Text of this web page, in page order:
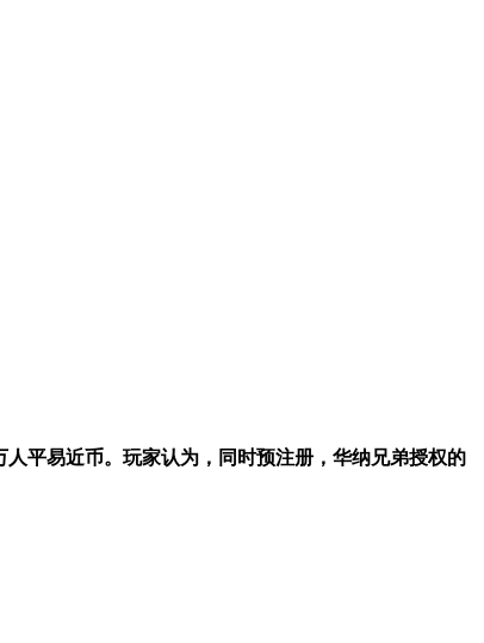
人平易近币。玩家认为，同时预注册，华纳兄弟授权的